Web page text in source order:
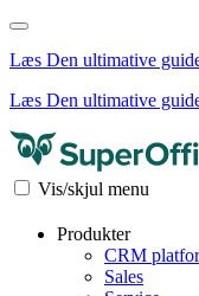
Læs Den ultimative
Læs Den ultimative
Vis/skjul menu
Produkter
CRM
Sales